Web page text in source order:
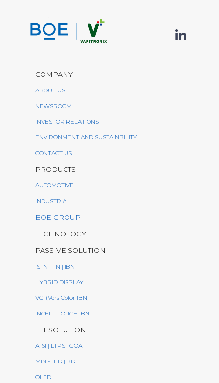
COMPANY
ABOUT US
NEWSROOM
INVESTOR RELATIONS
ENVIRONMENT AND SUSTAINBILITY
CONTACT US
PRODUCTS
AUTOMOTIVE
INDUSTRIAL
BOE GROUP
TECHNOLOGY
PASSIVE SOLUTION
ISTN | TN | IBN
HYBRID DISPLAY
VCI (VersiColor IBN)
INCELL TOUCH IBN
TFT SOLUTION
A-SI | LTPS | GOA
MINI-LED | BD
OLED